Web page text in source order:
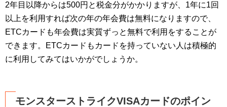
2年目以降からは500円と税金分がかかりますが、1年に1回
以上を利用すれば次の年の年会費は無料になりますので、
ETCカードも年会費は実質ずっと無料で利用をすることが
できます。ETCカードもカードを持っていない人は積極的
に利用してみてはいかがでしょうか。
モンスターストライクVISAカードのポイン